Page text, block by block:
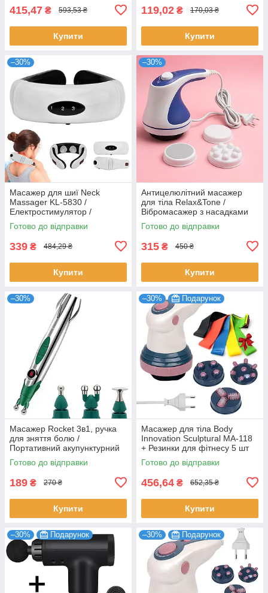
415,47 ₴ 593,53 ₴
Купити
119,02 ₴ 170,03 ₴
Купити
–30%
Масажер для шиї Neck
Massager KL-5830 /
Електростимулятор /
Масажний апарат
Готово до відправки
339 ₴ 484,29 ₴
Купити
–30%
Антицелюлітний масажер
для тіла Relax&Tone /
Вібромасажер з насадками
для спини та шиї / Ручний
масажер
Готово до відправки
315 ₴ 450 ₴
Купити
–30%
Масажер Rocket 3в1, ручка
для зняття болю /
Портативний акупунктурний
масажер для тіла зі змінними
насадками
Готово до відправки
189 ₴ 270 ₴
Купити
–30% Подарунок
Масажер для тіла Body
Innovation Sculptural MA-118
+ Резинки для фітнесу 5 шт
Готово до відправки
456,64 ₴ 652,35 ₴
Купити
–30% Подарунок –30% Подарунок